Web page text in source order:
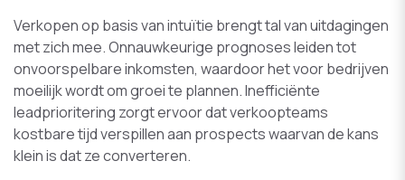
Verkopen op basis van intuïtie brengt tal van uitdagingen
met zich mee. Onnauwkeurige prognoses leiden tot
onvoorspelbare inkomsten, waardoor het voor bedrijven
moeilijk wordt om groei te plannen. Inefficiënte
leadprioritering zorgt ervoor dat verkoopteams
kostbare tijd verspillen aan prospects waarvan de kans
klein is dat ze converteren.